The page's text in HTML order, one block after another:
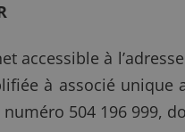
accessible à
à associé unique
504 196 999,